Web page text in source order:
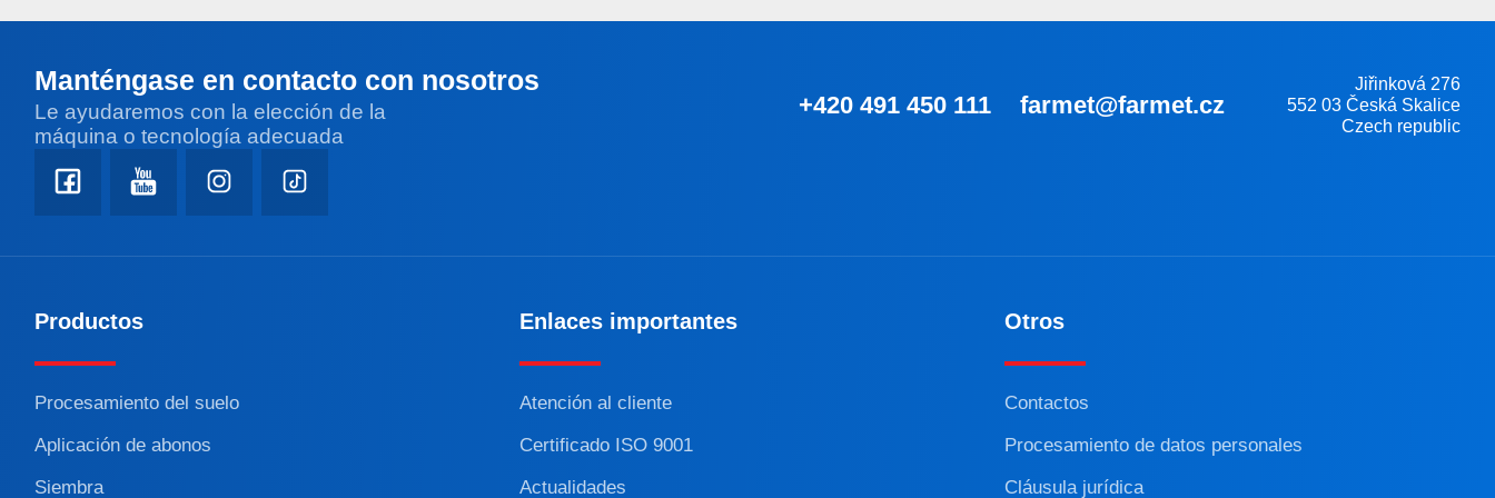
Manténgase en contacto con nosotros
Le ayudaremos con la elección de la
máquina o tecnología adecuada
+420 491 450 111 farmet@farmet.cz
Jiřinková 276
552 03 Česká Skalice
Czech republic
Productos
Procesamiento del suelo
Aplicación de abonos
Siembra
Enlaces importantes
Atención al cliente
Certificado ISO 9001
Actualidades
Otros
Contactos
Procesamiento de datos personales
Cláusula jurídica